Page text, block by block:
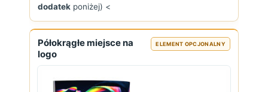
dodatek poniżej) <
Półokrągłe miejsce na
logo
ELEMENT OPCJONALNY